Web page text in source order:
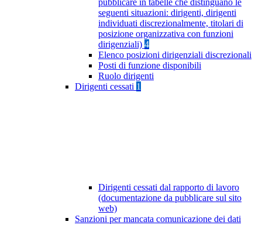
pubblicare in tabelle che distinguano le
seguenti situazioni: dirigenti, dirigenti
individuati discrezionalmente, titolari di
posizione organizzativa con funzioni
dirigenziali) 4
Elenco posizioni dirigenziali discrezionali
Posti di funzione disponibili
Ruolo dirigenti
Dirigenti cessati 1
Dirigenti cessati dal rapporto di lavoro
(documentazione da pubblicare sul sito
web)
Sanzioni per mancata comunicazione dei dati